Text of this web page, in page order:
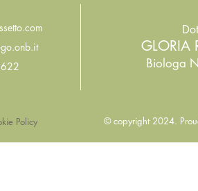
GLORIA
Biologa
© copyright 2024.
Policy